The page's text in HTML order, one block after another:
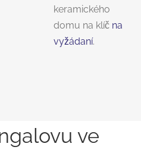
keramického
domu na klíč na
vyžádaní.
ve